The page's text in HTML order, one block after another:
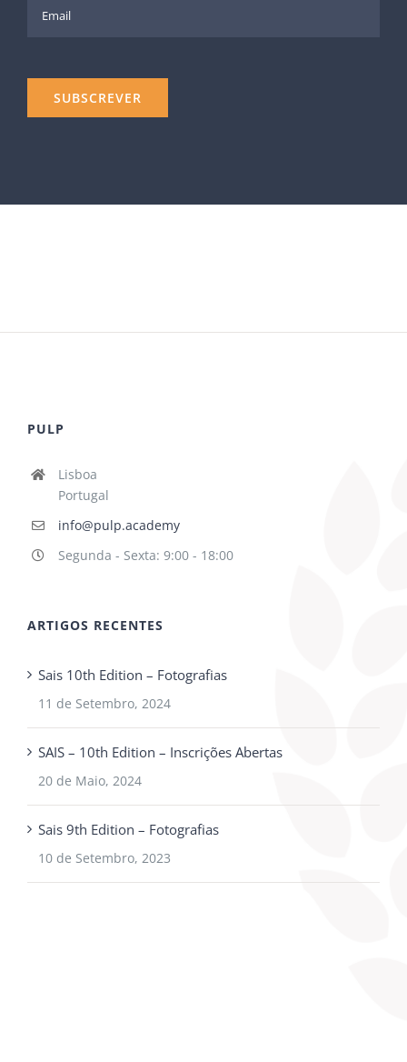
PULP
Lisboa
Portugal
info@pulp.academy
Segunda - Sexta: 9:00 - 18:00
ARTIGOS RECENTES
Sais 10th Edition – Fotografias
11 de Setembro, 2024
SAIS – 10th Edition – Inscrições Abertas
20 de Maio, 2024
Sais 9th Edition – Fotografias
10 de Setembro, 2023